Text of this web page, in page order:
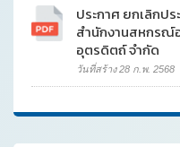
ประกาศ ยกเลิกป
สำนักงานสหกรณ์
อุตรดิตถ์ จำกัด
วันที่สร้าง 28 ก.พ. 2568